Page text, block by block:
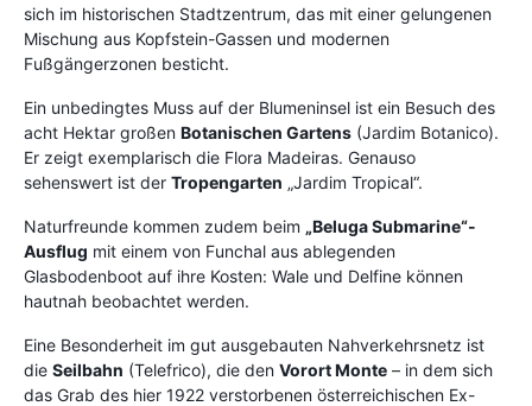
sich im historischen Stadtzentrum, das mit einer gelungenen
Mischung aus Kopfstein-Gassen und modernen
Fußgängerzonen besticht.
Ein unbedingtes Muss auf der Blumeninsel ist ein Besuch des
acht Hektar großen Botanischen Gartens (Jardim Botanico).
Er zeigt exemplarisch die Flora Madeiras. Genauso
sehenswert ist der Tropengarten „Jardim Tropical“.
Naturfreunde kommen zudem beim „Beluga Submarine“-
Ausflug mit einem von Funchal aus ablegenden
Glasbodenboot auf ihre Kosten: Wale und Delfine können
hautnah beobachtet werden.
Eine Besonderheit im gut ausgebauten Nahverkehrsnetz ist
die Seilbahn (Telefrico), die den Vorort Monte – in dem sich
das Grab des hier 1922 verstorbenen österreichischen Ex-